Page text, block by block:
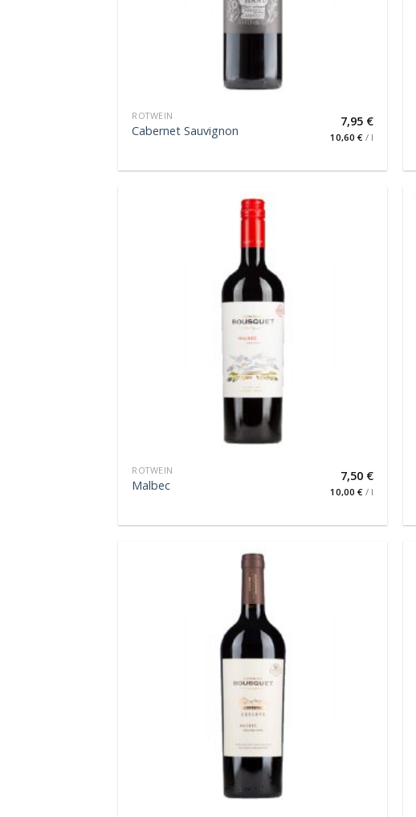
ROTWEIN
Cabernet Sauvignon
7,95 €
10,60 € / l
ROTWEIN
Malbec
7,50 €
10,00 € / l